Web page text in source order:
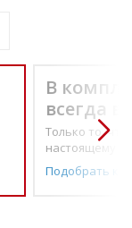
В
всегда
Только то, что
настоящему
Подобрать